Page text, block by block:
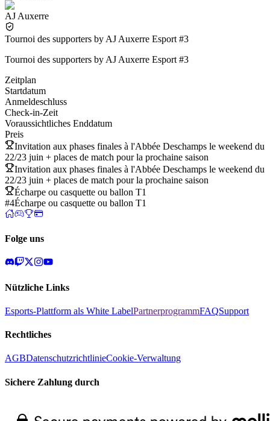
AJ Auxerre
Tournoi des supporters by AJ Auxerre Esport #3
Tournoi des supporters by AJ Auxerre Esport #3
Zeitplan
Startdatum
Anmeldeschluss
Check-in-Zeit
Voraussichtliches Enddatum
Preis
Invitation aux phases finales à l'Abbée Deschamps le weekend du
22/23 juin + places de match pour la prochaine saison
Invitation aux phases finales à l'Abbée Deschamps le weekend du
22/23 juin + places de match pour la prochaine saison
Écharpe ou casquette ou ballon T1
#4Écharpe ou casquette ou ballon T1
Folge uns
Nützliche Links
Esports-Plattform als White LabelPartnerprogrammFAQSupport
Rechtliches
AGBDatenschutzrichtlinieCookie-Verwaltung
Sichere Zahlung durch